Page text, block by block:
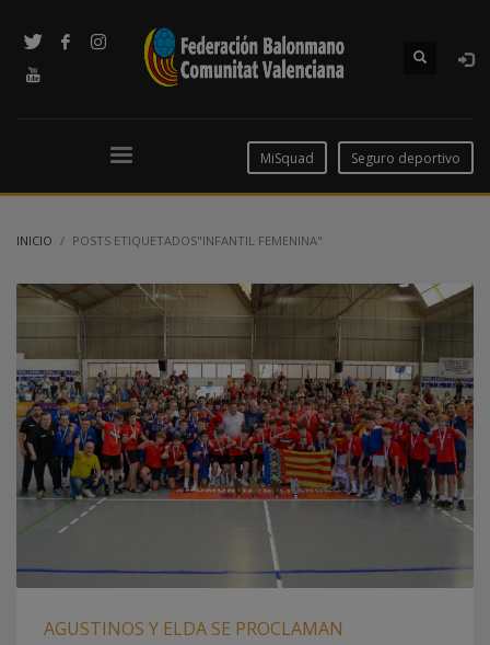
MiSquad Seguro deportivo
INICIO POSTS ETIQUETADOS"INFANTIL FEMENINA"
AGUSTINOS Y ELDA SE PROCLAMAN